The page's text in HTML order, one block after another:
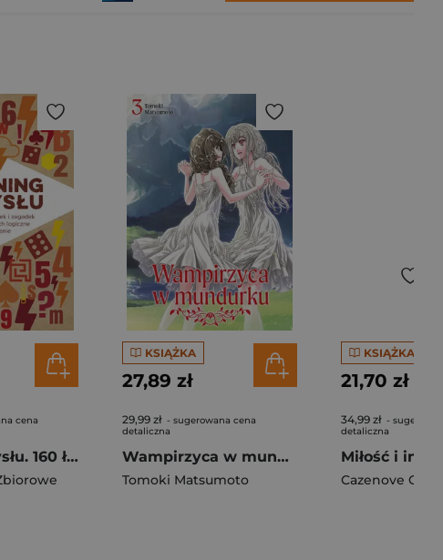
cena
Trening umysłu. 160 łamigłówek i zagadek rozwijających logiczne myślenie
KSIĄŻKA
27,89 zł
29,99 zł - sugerowana cena
detaliczna
Wampirzyca w mundurku. Tom 3
Tomoki Matsumoto
KSIĄŻKA
21,70 zł
34,99 zł -
detaliczna
Cazenove